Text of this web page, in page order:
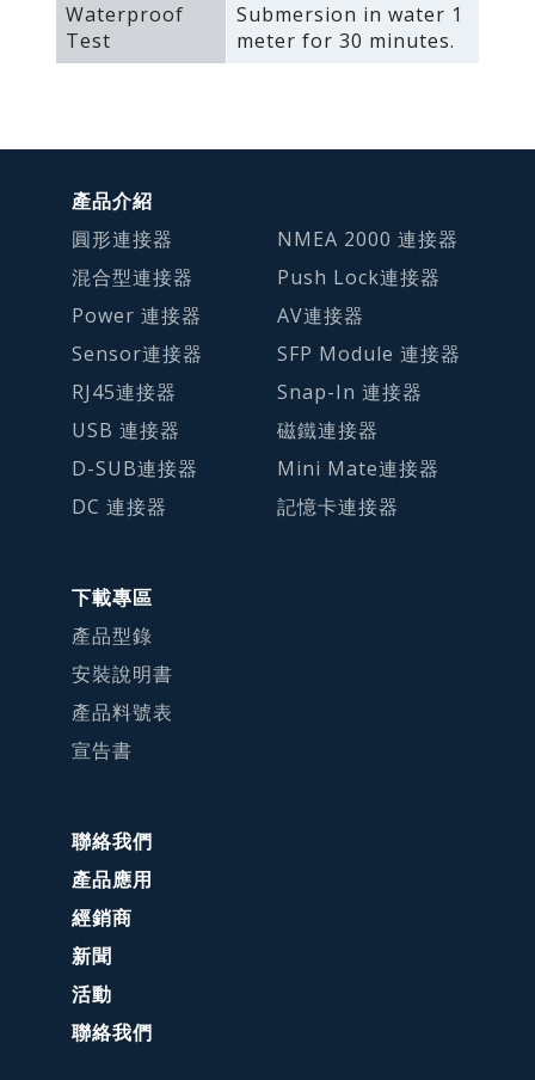
Waterproof
Test
Submersion in water 1
meter for 30 minutes.
產品介紹
圓形連接器
混合型連接器
Power 連接器
Sensor連接器
RJ45連接器
USB 連接器
D-SUB連接器
DC 連接器
NMEA 2000 連接器
Push Lock連接器
AV連接器
SFP Module 連接器
Snap-In 連接器
磁鐵連接器
Mini Mate連接器
記憶卡連接器
下載專區
產品型錄
安裝說明書
產品料號表
宣告書
聯絡我們
產品應用
經銷商
新聞
活動
聯絡我們